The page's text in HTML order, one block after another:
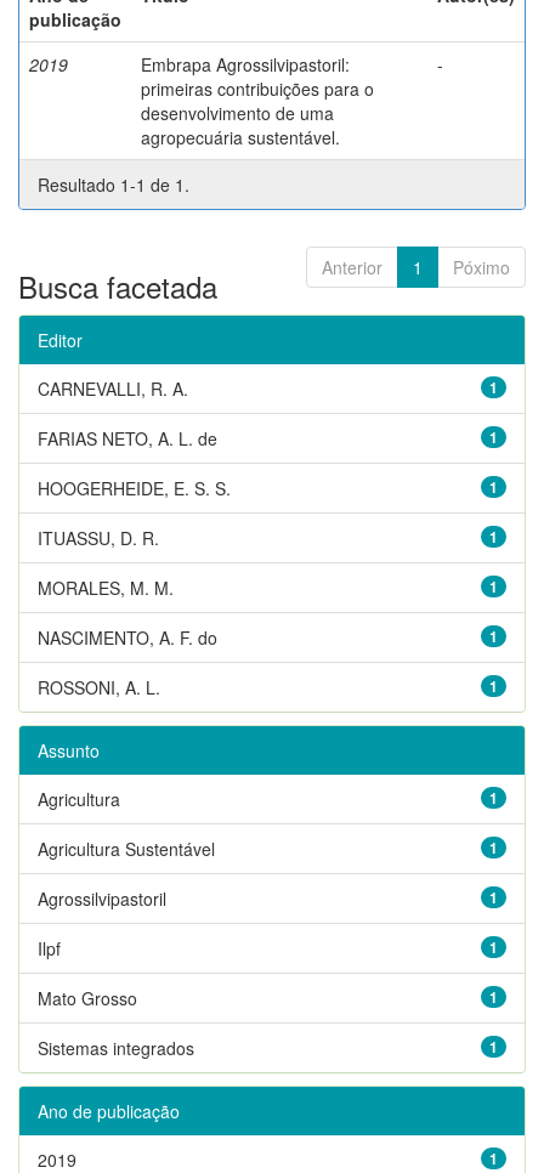
publicação
2019
Embrapa Agrossilvipastoril:
primeiras contribuições para o
desenvolvimento de uma
agropecuária sustentável.
-
Resultado 1-1 de 1.
Anterior 1 Póximo
Busca facetada
Editor
1
CARNEVALLI, R. A.
1
FARIAS NETO, A. L. de
1
HOOGERHEIDE, E. S. S.
1
ITUASSU, D. R.
1
MORALES, M. M.
1
NASCIMENTO, A. F. do
1
ROSSONI, A. L.
Assunto
1
Agricultura
1
Agricultura Sustentável
1
Agrossilvipastoril
1
Ilpf
1
Mato Grosso
1
Sistemas integrados
Ano de publicação
1
2019